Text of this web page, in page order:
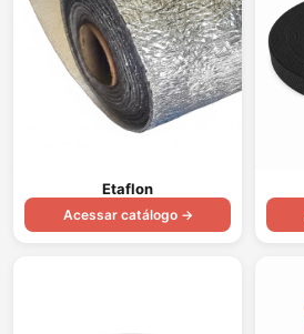
Etaflon
Acessar catálogo →